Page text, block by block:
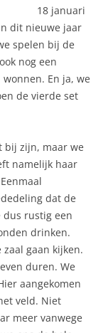
18 januari
dit nieuwe jaar
spelen bij de
nog een
En ja, we
de vierde set
bij zijn, maar we
namelijk haar
dat de
rustig een
drinken.
gaan kijken.
duren. We
aangekomen
veld. Niet
meer vanwege